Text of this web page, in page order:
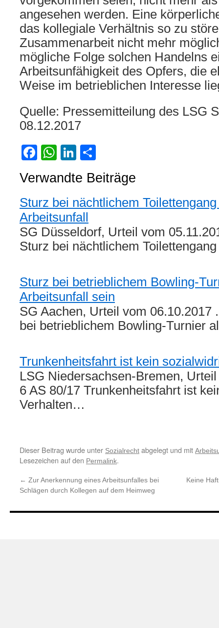
angesehen werden. Eine
das kollegiale Verhältnis so zu
Zusammenarbeit nicht mehr
mögliche Folge solchen Handelns
Arbeitsunfähigkeit des Opfers, die
Weise im betrieblichen Interesse
Quelle: Pressemitteilung des LSG
08.12.2017
Facebook
WhatsApp
LinkedIn
Verwandte Beiträge
Sturz bei nächtlichem
Arbeitsunfall
SG Düsseldorf, Urteil vom
Sturz bei nächtlichem
Sturz bei betrieblichem Bowling-
Arbeitsunfall sein
SG Aachen, Urteil vom 06.10.2017
bei betrieblichem Bowling-Turnier
Trunkenheitsfahrt ist kein
LSG Niedersachsen-Bremen,
6 AS 80/17 Trunkenheitsfahrt ist
Verhalten…
Dieser Beitrag wurde unter Sozialrecht abgelegt und mit
Lesezeichen auf den Permalink.
← Zur Anerkennung eines Arbeitsunfalles bei
Schlägen durch Kollegen auf dem Heimweg
Keine